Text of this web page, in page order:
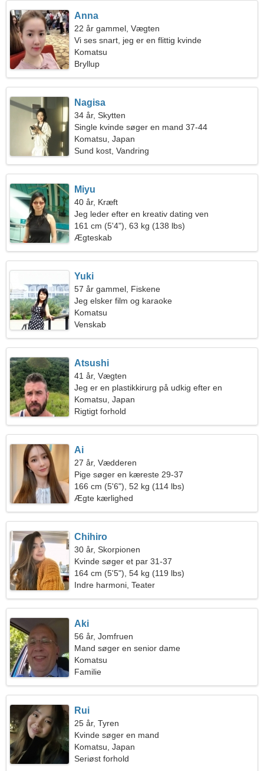
Anna
22 år gammel, Vægten
Vi ses snart, jeg er en flittig kvinde
Komatsu
Bryllup
Nagisa
34 år, Skytten
Single kvinde søger en mand 37-44
Komatsu, Japan
Sund kost, Vandring
Miyu
40 år, Kræft
Jeg leder efter en kreativ dating ven
161 cm (5'4"), 63 kg (138 lbs)
Ægteskab
Yuki
57 år gammel, Fiskene
Jeg elsker film og karaoke
Komatsu
Venskab
Atsushi
41 år, Vægten
Jeg er en plastikkirurg på udkig efter en
følelsesladet kvinde
Komatsu, Japan
Rigtigt forhold
Ai
27 år, Vædderen
Pige søger en kæreste 29-37
166 cm (5'6"), 52 kg (114 lbs)
Ægte kærlighed
Chihiro
30 år, Skorpionen
Kvinde søger et par 31-37
164 cm (5'5"), 54 kg (119 lbs)
Indre harmoni, Teater
Aki
56 år, Jomfruen
Mand søger en senior dame
Komatsu
Familie
Rui
25 år, Tyren
Kvinde søger en mand
Komatsu, Japan
Seriøst forhold